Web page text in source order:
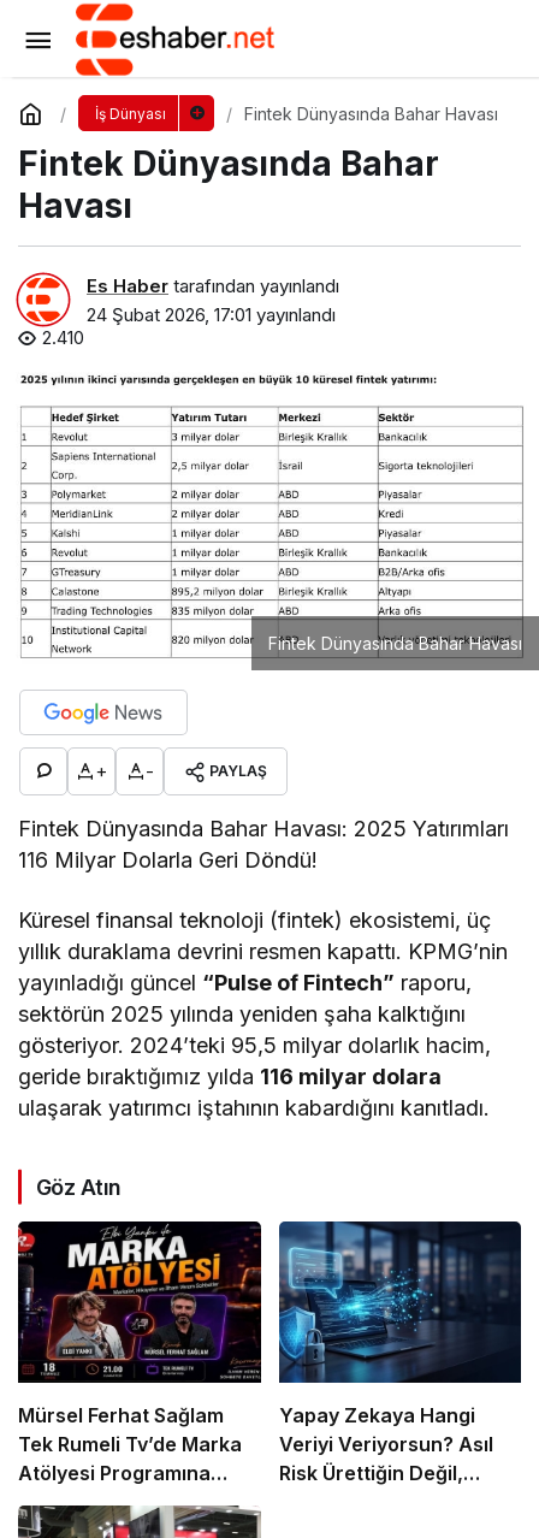
İş Dünyası Fintek Dünyasında Bahar Havası
Fintek Dünyasında Bahar
Havası
Es Haber tarafından yayınlandı
24 Şubat 2026, 17:01 yayınlandı
2.410
Fintek Dünyasında Bahar Havası
+ - PAYLAŞ
Fintek Dünyasında Bahar Havası: 2025 Yatırımları
116 Milyar Dolarla Geri Döndü!
Küresel finansal teknoloji (fintek) ekosistemi, üç
yıllık duraklama devrini resmen kapattı. KPMG’nin
yayınladığı güncel “Pulse of Fintech” raporu,
sektörün 2025 yılında yeniden şaha kalktığını
gösteriyor. 2024’teki 95,5 milyar dolarlık hacim,
geride bıraktığımız yılda 116 milyar dolara
ulaşarak yatırımcı iştahının kabardığını kanıtladı.
Göz Atın
Mürsel Ferhat Sağlam
Tek Rumeli Tv’de Marka
Atölyesi Programına
Konuk Oldu
Yapay Zekaya Hangi
Veriyi Veriyorsun? Asıl
Risk Ürettiğin Değil,
Liderlik ve Kariyer Zirvesi 2026 – Geleceğin
Liderleriyle Buluşma
Yorum Yap Paylaş